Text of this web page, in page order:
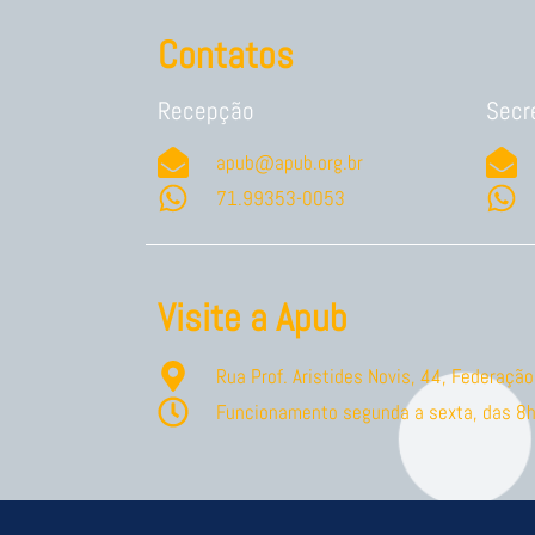
Contatos
Recepção
apub@apub.org.br
71.99353-0053
Visite a Apub
Rua Prof. Aristides Novis, 44,
Funcionamento segunda a sexta, das